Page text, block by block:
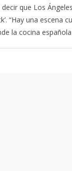
que Los
“Hay una
la cocina